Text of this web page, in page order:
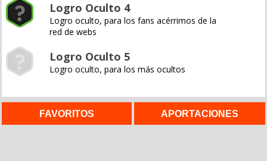
Logro Oculto 4
Logro oculto, para los fans acérrimos de la
red de webs
Logro Oculto 5
Logro oculto, para los más ocultos
FAVORITOS APORTACIONES